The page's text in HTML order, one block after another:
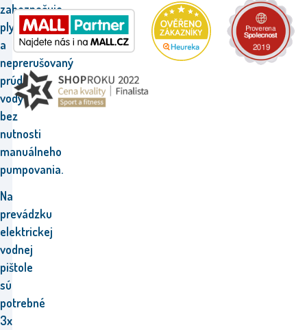
zabezpečuje
plynulý
a
neprerušovaný
prúd
vody
bez
nutnosti
manuálneho
pumpovania.
Na
prevádzku
elektrickej
vodnej
pištole
sú
potrebné
3x